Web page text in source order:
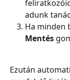
adunk
Ha minden
Mentés
Ezután